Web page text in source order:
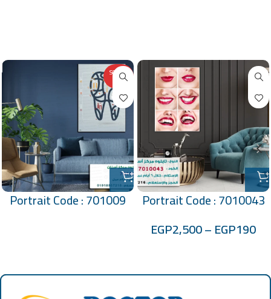
Portrait Code : 7010043
EGP190
–
EGP2,500
SOLD O
UT
Portrait Code : 701009